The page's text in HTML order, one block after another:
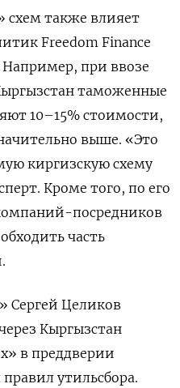
схем также влияет
Freedom Finance
при ввозе
таможенные
10–15% стоимости,
выше. «Это
киргизскую схему
Кроме того, по его
посредников
часть
Сергей Целиков
Кыргызстан
в преддверии
утильсбора.